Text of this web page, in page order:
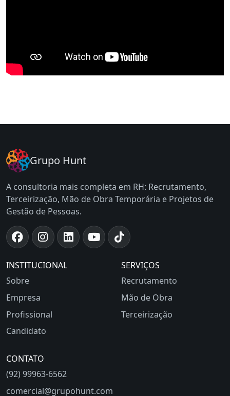
Grupo Hunt
A consultoria mais completa em RH: Recrutamento,
Terceirização, Mão de Obra Temporária e Projetos de
Gestão de Pessoas.
INSTITUCIONAL
Sobre
Empresa
Profissional
Candidato
SERVIÇOS
Recrutamento
Mão de Obra
Terceirização
CONTATO
(92) 99963-6562
comercial@grupohunt.com